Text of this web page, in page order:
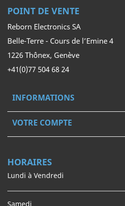
POINT DE VENTE
Reborn Electronics SA
Belle-Terre - Cours de l’Emine 4
1226 Thônex, Genève
+41(0)77 504 68 24
INFORMATIONS
VOTRE COMPTE
HORAIRES
Lundi à Vendredi
Samedi